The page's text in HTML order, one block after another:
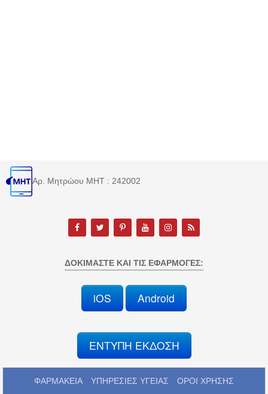
Αρ. Μητρώου MHT : 242002
ΔΟΚΙΜΆΣΤΕ ΚΑΙ ΤΙΣ ΕΦΑΡΜΟΓΈΣ:
iOS Android
ΕΝΤΥΠΗ ΕΚΔΟΣΗ
ΦΑΡΜΑΚΕΙΑ ΥΠΗΡΕΣΙΕΣ ΥΓΕΙΑΣ ΟΡΟΙ ΧΡΗΣΗΣ